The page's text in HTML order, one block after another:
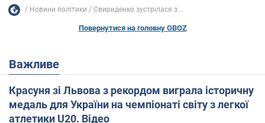
Новини політики Свириденко зустрілася з...
Повернутися на головну OBOZ
Важливе
Красуня зі Львова з рекордом виграла історичну
медаль для України на чемпіонаті світу з легкої
атлетики U20. Відео